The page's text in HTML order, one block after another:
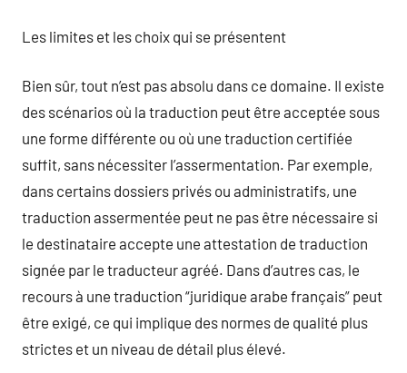
Les limites et les choix qui se présentent
Bien sûr, tout n’est pas absolu dans ce domaine. Il existe
des scénarios où la traduction peut être acceptée sous
une forme différente ou où une traduction certifiée
suffit, sans nécessiter l’assermentation. Par exemple,
dans certains dossiers privés ou administratifs, une
traduction assermentée peut ne pas être nécessaire si
le destinataire accepte une attestation de traduction
signée par le traducteur agréé. Dans d’autres cas, le
recours à une traduction “juridique arabe français” peut
être exigé, ce qui implique des normes de qualité plus
strictes et un niveau de détail plus élevé.